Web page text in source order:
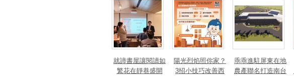
就諦書屋讓閱讀如
繁花在靜巷盛開
陽光烈焰照你家？
3招小技巧改善西
乖乖進駐屏東在地
農產聯名打造南台